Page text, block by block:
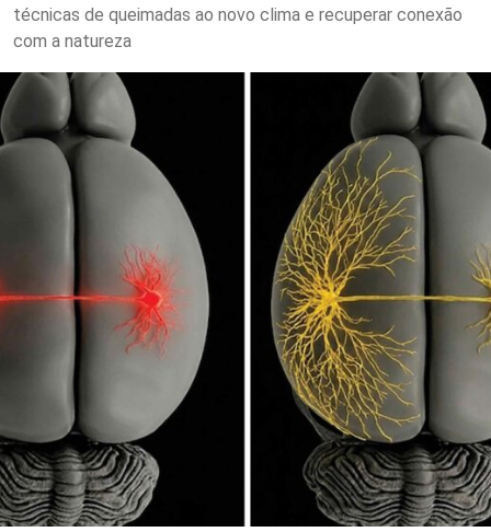
técnicas de queimadas ao novo clima e recuperar conexão
com a natureza